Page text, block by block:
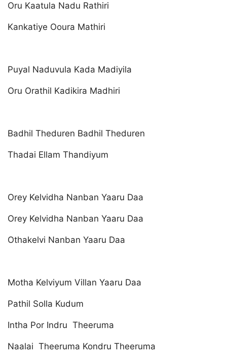
Oru Kaatula Nadu Rathiri
Kankatiye Ooura Mathiri
Puyal Naduvula Kada Madiyila
Oru Orathil Kadikira Madhiri
Badhil Theduren Badhil Theduren
Thadai Ellam Thandiyum
Orey Kelvidha Nanban Yaaru Daa
Orey Kelvidha Nanban Yaaru Daa
Othakelvi Nanban Yaaru Daa
Motha Kelviyum Villan Yaaru Daa
Pathil Solla Kudum
Intha Por Indru Theeruma
Naalai Theeruma Kondru Theeruma